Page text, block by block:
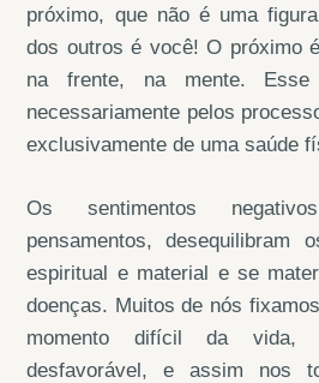
próximo, que não é uma
dos outros é você! O próximo
na frente, na mente. Esse
necessariamente pelos
exclusivamente de uma saúde
Os sentimentos
pensamentos, desequilibram
espiritual e material e se
doenças. Muitos de nós
momento difícil da vida,
desfavorável, e assim nos